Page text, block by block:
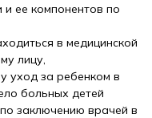
ее компонентов по
в медицинской
лицу,
уход за ребенком в
больных детей
заключению врачей в